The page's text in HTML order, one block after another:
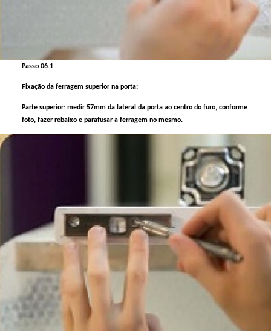
Passo 06.1
Fixação da ferragem superior na porta:
Parte superior: medir 57mm da lateral da porta ao centro do furo, conforme
foto, fazer rebaixo e parafusar a ferragem no mesmo.